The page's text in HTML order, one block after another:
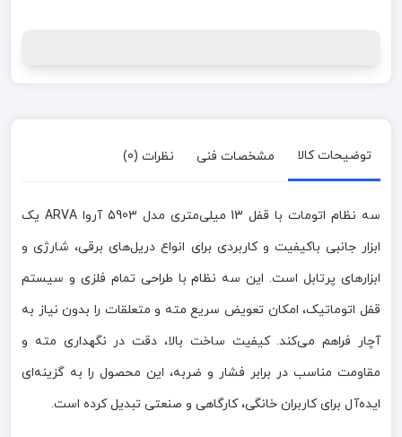
توضیحات کالا مشخصات فنی نظرات (0)
سه نظام اتومات با قفل 13 میلی‌متری مدل 5903 آروا ARVA یک
ابزار جانبی باکیفیت و کاربردی برای انواع دریل‌های برقی، شارژی و
ابزارهای پرتابل است. این سه نظام با طراحی تمام فلزی و سیستم
قفل اتوماتیک، امکان تعویض سریع مته و متعلقات را بدون نیاز به
آچار فراهم می‌کند. کیفیت ساخت بالا، دقت در نگهداری مته و
مقاومت مناسب در برابر فشار و ضربه، این محصول را به گزینه‌ای
ایده‌آل برای کاربران خانگی، کارگاهی و صنعتی تبدیل کرده است.